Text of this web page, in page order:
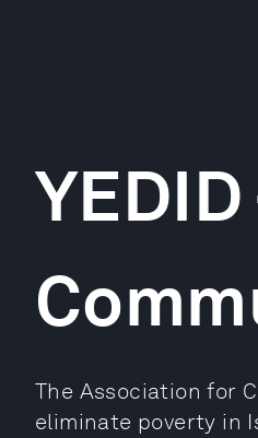
The Association for
eliminate poverty in